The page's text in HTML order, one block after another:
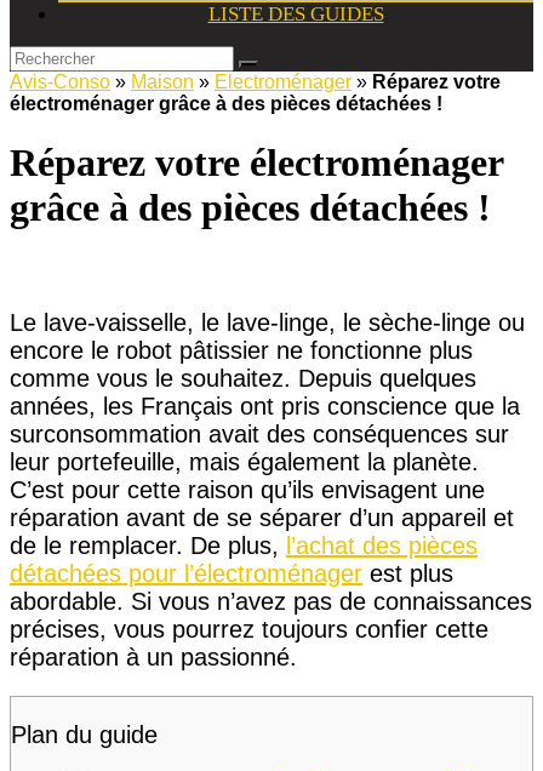
LISTE DES GUIDES
Avis-Conso » Maison » Electroménager » Réparez votre
électroménager grâce à des pièces détachées !
Réparez votre électroménager
grâce à des pièces détachées !
Le lave-vaisselle, le lave-linge, le sèche-linge ou
encore le robot pâtissier ne fonctionne plus
comme vous le souhaitez. Depuis quelques
années, les Français ont pris conscience que la
surconsommation avait des conséquences sur
leur portefeuille, mais également la planète.
C’est pour cette raison qu’ils envisagent une
réparation avant de se séparer d’un appareil et
de le remplacer. De plus, l’achat des pièces
détachées pour l’électroménager est plus
abordable. Si vous n’avez pas de connaissances
précises, vous pourrez toujours confier cette
réparation à un passionné.
Plan du guide